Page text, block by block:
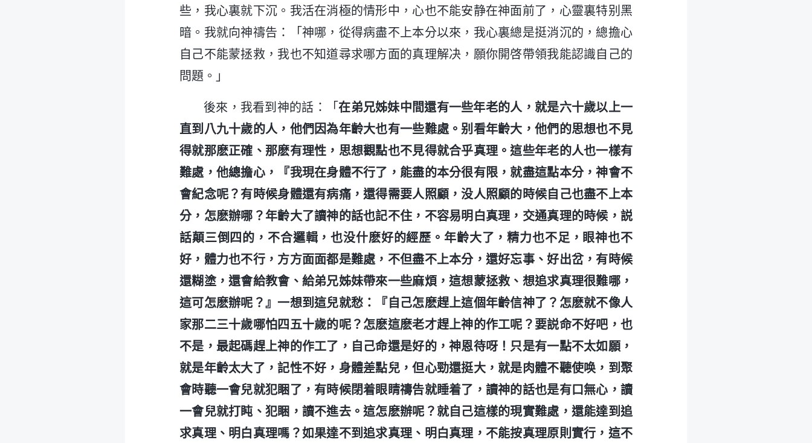
些，我心裏就下沉。我活在消極的情形中，心也不能安静在神面前了，心靈裏特别黑
暗。我就向神禱告：「神哪，從得病盡不上本分以來，我心裏總是挺消沉的，總擔心
自己不能蒙拯救，我也不知道尋求哪方面的真理解决，願你開啓帶領我能認識自己的
問題。」
後來，我看到神的話：「在弟兄姊妹中間還有一些年老的人，就是六十歲以上一
直到八九十歲的人，他們因為年齡大也有一些難處。别看年齡大，他們的思想也不見
得就那麽正確、那麽有理性，思想觀點也不見得就合乎真理。這些年老的人也一樣有
難處，他總擔心，『我現在身體不行了，能盡的本分很有限，就盡這點本分，神會不
會紀念呢？有時候身體還有病痛，還得需要人照顧，没人照顧的時候自己也盡不上本
分，怎麽辦哪？年齡大了讀神的話也記不住，不容易明白真理，交通真理的時候，説
話顛三倒四的，不合邏輯，也没什麽好的經歷。年齡大了，精力也不足，眼神也不
好，體力也不行，方方面面都是難處，不但盡不上本分，還好忘事、好出岔，有時候
還糊塗，還會給教會、給弟兄姊妹帶來一些麻煩，這想蒙拯救、想追求真理很難哪，
這可怎麽辦呢？』一想到這兒就愁：『自己怎麽趕上這個年齡信神了？怎麽就不像人
家那二三十歲哪怕四五十歲的呢？怎麽這麽老才趕上神的作工呢？要説命不好吧，也
不是，最起碼趕上神的作工了，自己命還是好的，神恩待呀！只是有一點不太如願，
就是年齡太大了，記性不好，身體差點兒，但心勁還挺大，就是肉體不聽使唤，到聚
會時聽一會兒就犯睏了，有時候閉着眼睛禱告就睡着了，讀神的話也是有口無心，讀
一會兒就打盹、犯睏，讀不進去。這怎麽辦呢？就自己這樣的現實難處，還能達到追
求真理、明白真理嗎？如果達不到追求真理、明白真理，不能按真理原則實行，這不